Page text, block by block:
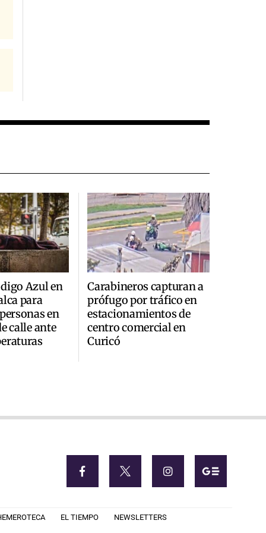
Azul en
para
en
calle ante
Carabineros capturan a
prófugo por tráfico en
estacionamientos de
centro comercial en
Curicó
EL TIEMPO NEWSLETTERS